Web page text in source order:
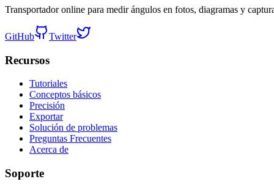
Transportador online para medir ángulos en fotos, diagramas y
GitHub Twitter
Recursos
Tutoriales
Conceptos básicos
Precisión
Exportar
Solución de problemas
Preguntas Frecuentes
Acerca de
Soporte